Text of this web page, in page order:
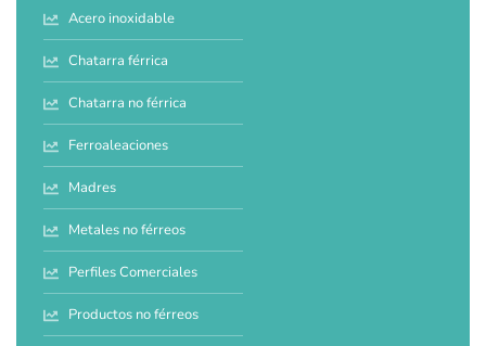
Acero inoxidable
Chatarra férrica
Chatarra no férrica
Ferroaleaciones
Madres
Metales no férreos
Perfiles Comerciales
Productos no férreos